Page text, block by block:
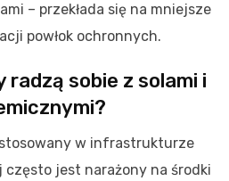
– przekłada się na mniejsze
powłok ochronnych.
sobie z solami i
w infrastrukturze
często jest narażony na środki